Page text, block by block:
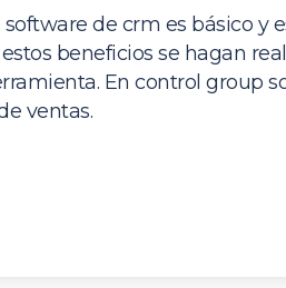
de crm es básico y
beneficios se hagan
En control group
ventas.